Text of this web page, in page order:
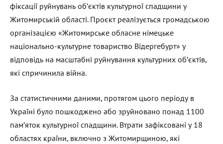
фіксації руйнувань об’єктів культурної спадщини у
Житомирській області. Проєкт реалізується громадською
організацією «Житомирське обласне німецьке
національно-культурне товариство Відергебурт» у
відповідь на масштабні руйнування культурних об’єктів,
які спричинила війна.
За статистичними даними, протягом цього періоду в
Україні було пошкоджено або зруйновано понад 1100
пам’яток культурної спадщини. Втрати зафіксовані у 18
областях країни, включно з Житомирщиною, які